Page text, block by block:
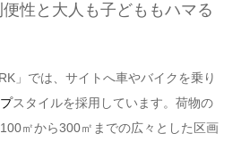
性と大人も子どももハマる
」では、サイトへ車やバイクを乗り
スタイルを採用しています。荷物の
㎡から300㎡までの広々とした区画